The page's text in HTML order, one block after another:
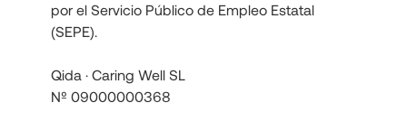
por el Servicio Público de Empleo Estatal
(SEPE).
Qida · Caring Well SL
Nº 09000000368